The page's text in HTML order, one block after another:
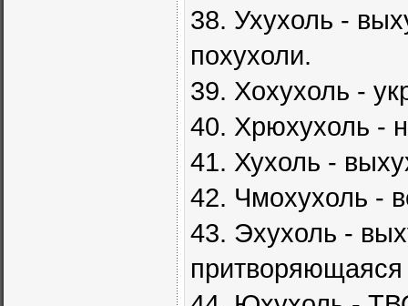
38. Ухухоль -
похухоли.
39. Хохухоль -
40. Хрюхухоль -
41. Хухоль -
42. Чмохухоль -
43. Эхухоль -